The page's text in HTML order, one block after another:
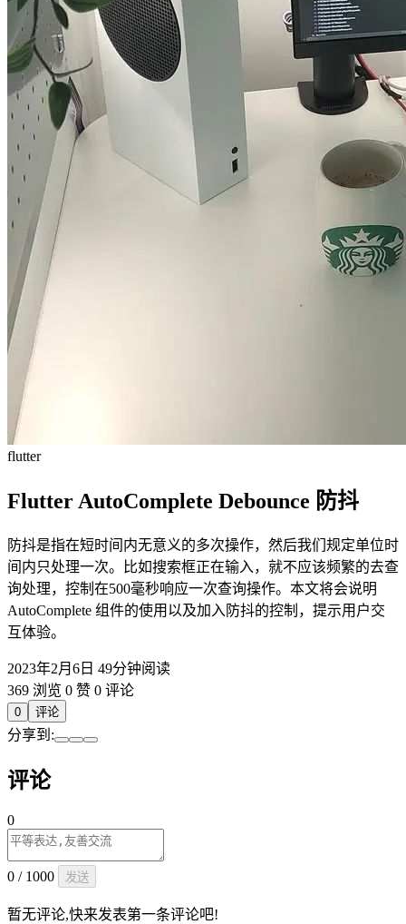
flutter
Flutter AutoComplete Debounce 防抖
防抖是指在短时间内无意义的多次操作，然后我们规定单位时
间内只处理一次。比如搜索框正在输入，就不应该频繁的去查
询处理，控制在500毫秒响应一次查询操作。本文将会说明
AutoComplete 组件的使用以及加入防抖的控制，提示用户交
互体验。
2023年2月6日 49分钟阅读
369 浏览 0 赞 0 评论
0 评论
分享到:
评论
0
0 / 1000 发送
暂无评论,快来发表第一条评论吧!